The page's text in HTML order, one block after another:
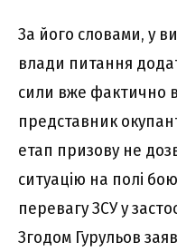
За його словами, у
влади питання
сили вже фактично
представник
етап призову не
ситуацію на полі
перевагу ЗСУ у
Згодом Гурульов